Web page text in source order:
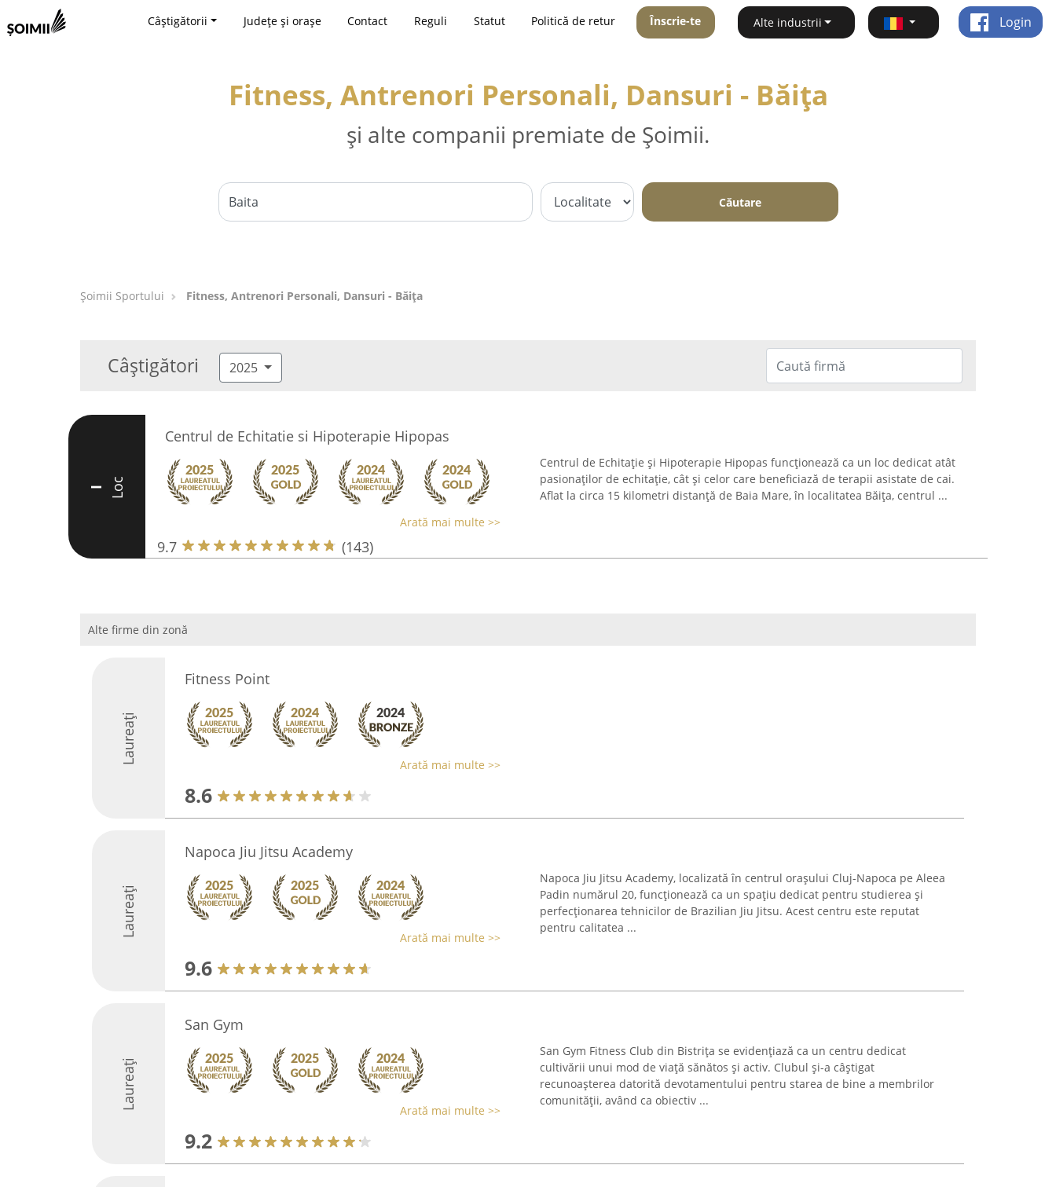
Câștigătorii Județe și orașe Contact Reguli Statut Politică de retur Înscrie-te Alte industrii Login
Fitness, Antrenori Personali, Dansuri - Băiţa
și alte companii premiate de Șoimii.
Căutare
Șoimii Sportului Fitness, Antrenori Personali, Dansuri - Băiţa
Câștigători 2025
I Loc
Centrul de Echitatie si Hipoterapie Hipopas
Arată mai multe >>
9.7 (143)
Centrul de Echitație și Hipoterapie Hipopas funcționează ca un loc dedicat atât
pasionaților de echitație, cât și celor care beneficiază de terapii asistate de cai.
Aflat la circa 15 kilometri distanță de Baia Mare, în localitatea Băița, centrul ...
Alte firme din zonă
Laureați
Fitness Point
Arată mai multe >>
8.6
Laureați
Napoca Jiu Jitsu Academy
Arată mai multe >>
9.6
Napoca Jiu Jitsu Academy, localizată în centrul orașului Cluj-Napoca pe Aleea
Padin numărul 20, funcționează ca un spațiu dedicat pentru studierea și
perfecționarea tehnicilor de Brazilian Jiu Jitsu. Acest centru este reputat
pentru calitatea ...
Laureați
San Gym
Arată mai multe >>
9.2
San Gym Fitness Club din Bistrița se evidențiază ca un centru dedicat
cultivării unui mod de viață sănătos și activ. Clubul și-a câștigat
recunoașterea datorită devotamentului pentru starea de bine a membrilor
comunității, având ca obiectiv ...